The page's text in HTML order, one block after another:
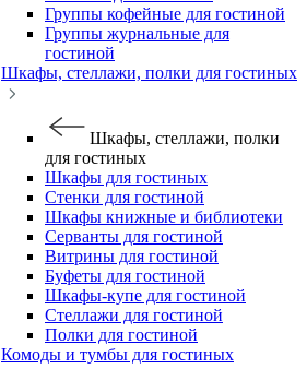
Группы кофейные для гостиной
Группы журнальные для
гостиной
Шкафы, стеллажи, полки для гостиных
Шкафы, стеллажи, полки
для гостиных
Шкафы для гостиных
Стенки для гостиной
Шкафы книжные и библиотеки
Серванты для гостиной
Витрины для гостиной
Буфеты для гостиной
Шкафы-купе для гостиной
Стеллажи для гостиной
Полки для гостиной
Комоды и тумбы для гостиных